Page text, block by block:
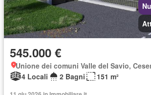
545.000 €
Unione dei comuni Valle del Savio,
4 Locali
2 Bagni 151 m²